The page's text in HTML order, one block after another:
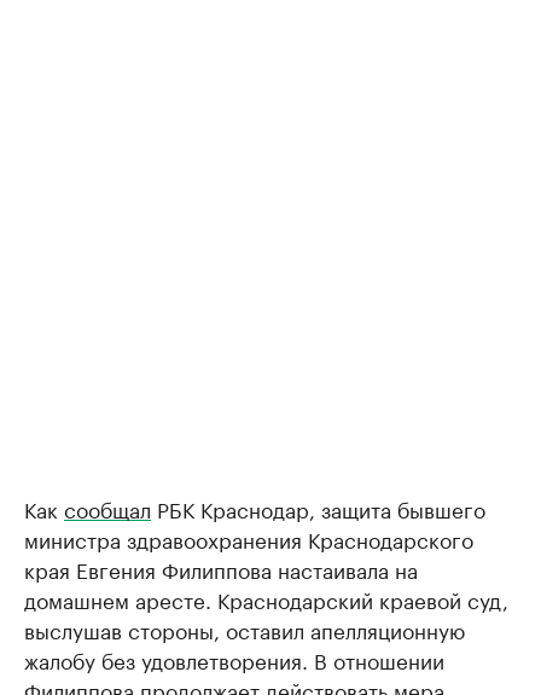
Как сообщал РБК Краснодар, защита бывшего
министра здравоохранения Краснодарского
края Евгения Филиппова настаивала на
домашнем аресте. Краснодарский краевой суд,
выслушав стороны, оставил апелляционную
жалобу без удовлетворения. В отношении